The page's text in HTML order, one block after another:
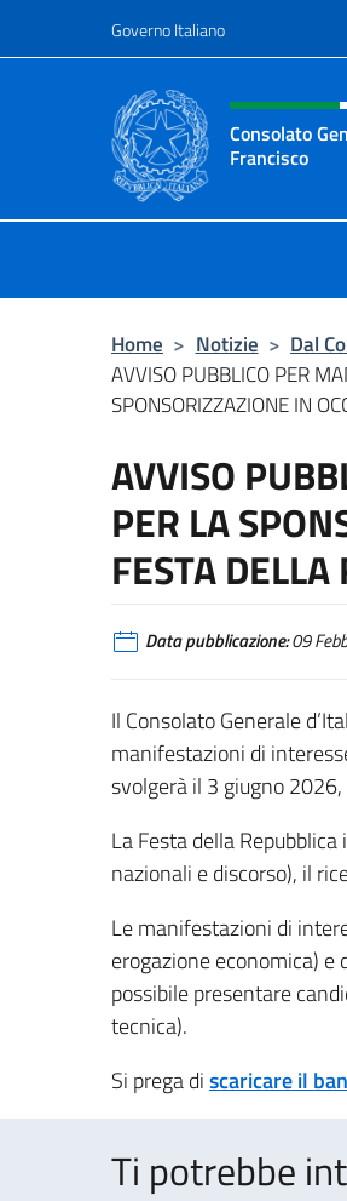
Governo Italiano
Intestazione
Consolato
Francisco
Home > Notizie > Dal
AVVISO PUBBLICO PER
SPONSORIZZAZIONE IN
AVVISO
PER LA
FESTA
Data pubblicazione:09
Il Consolato Generale
manifestazioni di
svolgerà il 3 giugno 2026,
La Festa della
nazionali e discorso), il
Le manifestazioni di
erogazione economica)
possibile presentare
tecnica).
Si prega discaricare il
Ti potrebbe